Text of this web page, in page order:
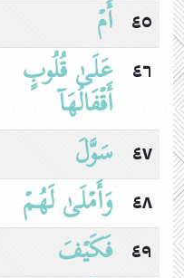
٤٥
أَمۡ
٤٦
عَلَىٰ قُلُوبٍ
أَقۡفَالُهَاۤ
٤٧
سَوَّلَ
٤٨
وَأَمۡلَىٰ لَهُمۡ
٤٩
فَكَیۡفَ